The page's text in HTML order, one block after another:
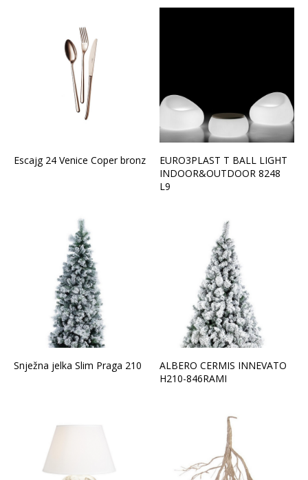
Escajg 24 Venice Coper bronz
EURO3PLAST T BALL LIGHT
INDOOR&OUTDOOR 8248
L9
Snježna jelka Slim Praga 210
ALBERO CERMIS INNEVATO
H210-846RAMI